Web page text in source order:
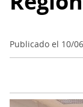
Publicado el 10/